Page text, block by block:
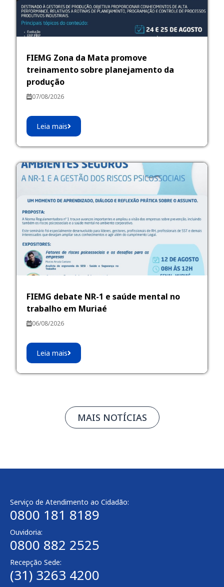
FIEMG Zona da Mata promove
treinamento sobre planejamento da
produção
07/08/2026
Leia mais
FIEMG debate NR-1 e saúde mental no
trabalho em Muriaé
06/08/2026
Leia mais
MAIS NOTÍCIAS
Serviço de Atendimento ao Cidadão:
0800 181 8189
Ouvidoria:
0800 882 2525
Recepção Sede:
(31) 3263 4200